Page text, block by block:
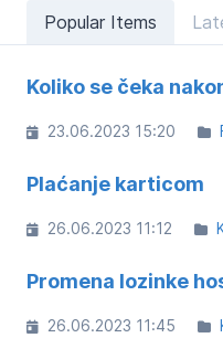
Popular Items
Koliko se čeka
23.06.2023 15:20
Plaćanje karticom
26.06.2023 11:12
Promena lozinke
26.06.2023 11:45